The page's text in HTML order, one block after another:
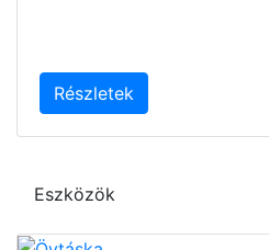
Részletek
Eszközök